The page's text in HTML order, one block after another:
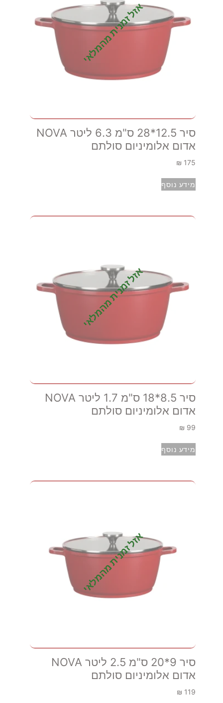
אזל זמנית מהמלאי
סיר 12.5*28 ס"מ 6.3 ליטר NOVA
אדום אלומיניום סולתם
175
₪
מידע נוסף
אזל זמנית מהמלאי
סיר 8.5*18 ס"מ 1.7 ליטר NOVA
אדום אלומיניום סולתם
99
₪
מידע נוסף
אזל זמנית מהמלאי
סיר 9*20 ס"מ 2.5 ליטר NOVA
אדום אלומיניום סולתם
119
₪